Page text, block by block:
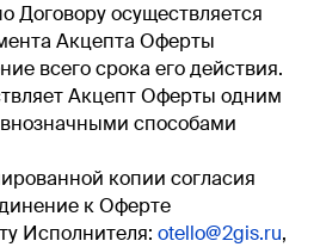
Договору осуществляется
Акцепта Оферты
всего срока его действия.
Акцепт Оферты одним
способами
копии согласия
к Оферте
Исполнителя: otello@2gis.ru,